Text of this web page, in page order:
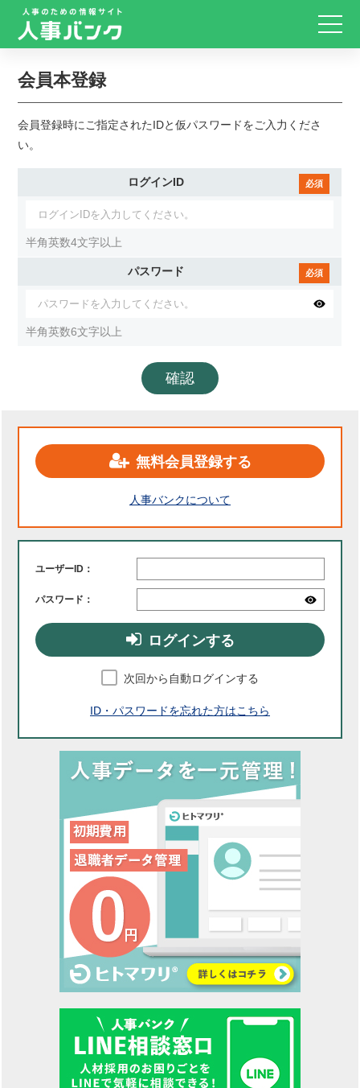
会員本登録
会員登録時にご指定されたIDと仮パスワードをご入力くださ
い。
ログインID
半角英数4文字以上
パスワード
半角英数6文字以上
確認
無料会員登録する
人事バンクについて
ユーザーID：
パスワード：
ログインする
次回から自動ログインする
ID・パスワードを忘れた方はこちら